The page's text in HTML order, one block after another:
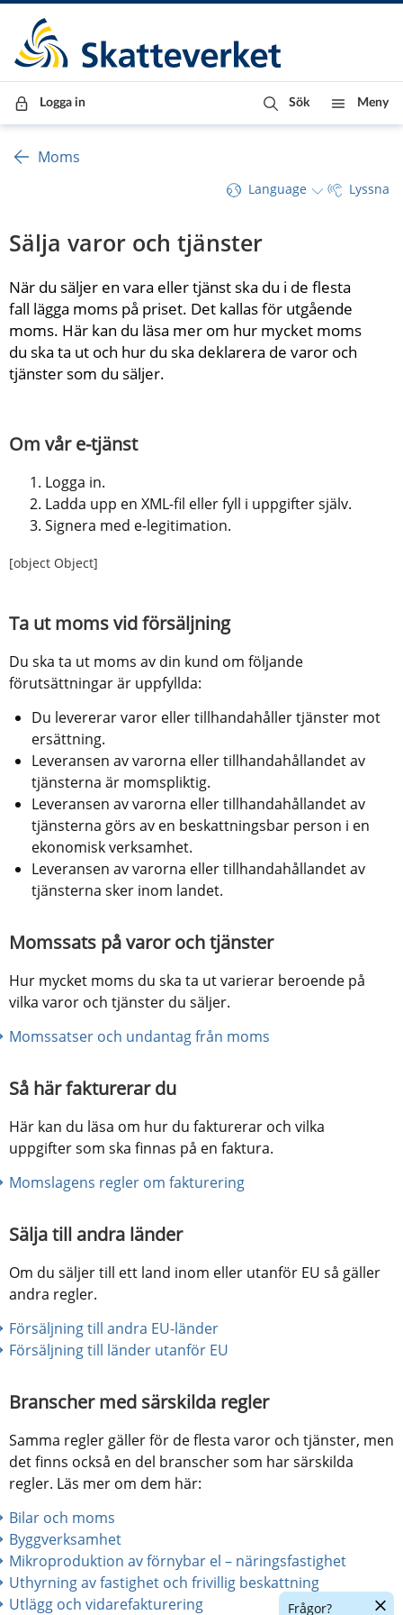
Till innehåll
Till navigationen
Till chattrobot
Logga in Sök Meny
Moms
Language Lyssna
Sälja varor och tjänster
När du säljer en vara eller tjänst ska du i de flesta
fall lägga moms på priset. Det kallas för utgående
moms. Här kan du läsa mer om hur mycket moms
du ska ta ut och hur du ska deklarera de varor och
tjänster som du säljer.
Om vår e-tjänst
Logga in.
Ladda upp en XML-fil eller fyll i uppgifter själv.
Signera med e-legitimation.
[object Object]
Ta ut moms vid försäljning
Du ska ta ut moms av din kund om följande
förutsättningar är uppfyllda:
Du levererar varor eller tillhandahåller tjänster mot
ersättning.
Leveransen av varorna eller tillhandahållandet av
tjänsterna är momspliktig.
Leveransen av varorna eller tillhandahållandet av
tjänsterna görs av en beskattningsbar person i en
ekonomisk verksamhet.
Leveransen av varorna eller tillhandahållandet av
tjänsterna sker inom landet.
Momssats på varor och tjänster
Hur mycket moms du ska ta ut varierar beroende på
vilka varor och tjänster du säljer.
Momssatser och undantag från moms
Så här fakturerar du
Här kan du läsa om hur du fakturerar och vilka
uppgifter som ska finnas på en faktura.
Momslagens regler om fakturering
Sälja till andra länder
Om du säljer till ett land inom eller utanför EU så gäller
andra regler.
Försäljning till andra EU-länder
Försäljning till länder utanför EU
Branscher med särskilda regler
Samma regler gäller för de flesta varor och tjänster, men
det finns också en del branscher som har särskilda
regler. Läs mer om dem här:
Bilar och moms
Byggverksamhet
Mikroproduktion av förnybar el – näringsfastighet
Uthyrning av fastighet och frivillig beskattning
Utlägg och vidarefakturering
Frågor?
Dölj